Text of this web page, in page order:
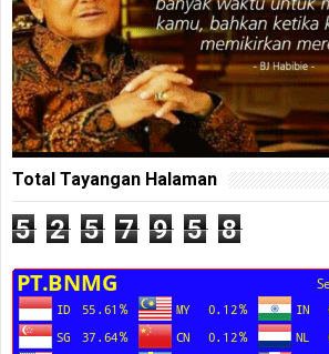
Total Tayangan Halaman
5 2 5 7 9 5 8